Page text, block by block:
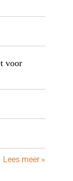
voor
Lees meer »